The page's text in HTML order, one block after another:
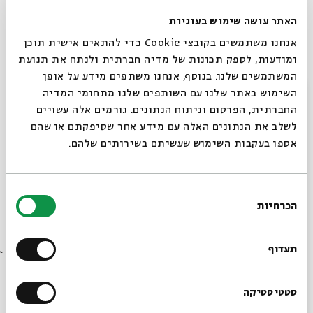
האתר עושה שימוש בעוגיות
אנחנו משתמשים בקובצי Cookie כדי להתאים אישית תוכן
ומודעות, לספק תכונות של מדיה חברתית ולנתח את תנועת
המשתמשים שלנו. בנוסף, אנחנו משתפים מידע על אופן
השימוש באתר שלנו עם השותפים שלנו מתחומי המדיה
החברתית, הפרסום וניתוח הנתונים. גורמים אלה עשויים
לשלב את הנתונים האלה עם מידע אחר שסיפקתם או שהם
אספו בעקבות השימוש שעשיתם בשירותים שלהם.
הסכמה
הכרחיות
תעדוף
סטטיסטיקה
לא?
סגור